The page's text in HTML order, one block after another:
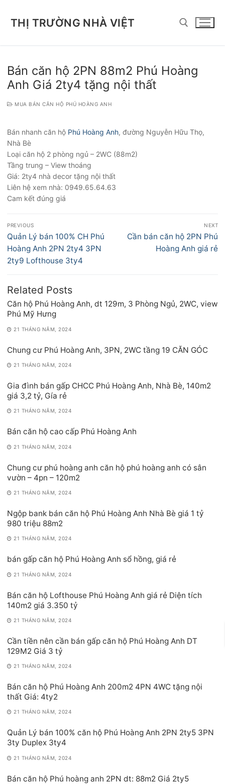
THỊ TRƯỜNG NHÀ VIỆT
Bán căn hộ 2PN 88m2 Phú Hoàng
Anh Giá 2ty4 tặng nội thất
MUA BÁN CĂN HỘ PHÚ HOÀNG ANH
Bán nhanh căn hộ Phú Hoàng Anh, đường Nguyễn Hữu Thọ,
Nhà Bè
Loại căn hộ 2 phòng ngủ – 2WC (88m2)
Tầng trung – View thoáng
Giá: 2ty4 nhà decor tặng nội thất
Liên hệ xem nhà: 0949.65.64.63
Cam kết đúng giá
Điều
hướng
bài
viết
PREVIOUS
Previous
post:
Quản Lý bán 100% CH Phú
Hoàng Anh 2PN 2ty4 3PN
2ty9 Lofthouse 3ty4
NEXT
Next
Cần bán căn hộ 2PN Phú
Hoàng Anh giá rẻ
Related Posts
Căn hộ Phú Hoàng Anh, dt 129m, 3 Phòng Ngủ, 2WC, view
Phú Mỹ Hưng
21 THÁNG NĂM, 2024
Chung cư Phú Hoàng Anh, 3PN, 2WC tầng 19 CĂN GÓC
21 THÁNG NĂM, 2024
Gia đình bán gấp CHCC Phú Hoàng Anh, Nhà Bè, 140m2
giá 3,2 tỷ, Gía rẻ
21 THÁNG NĂM, 2024
Bán căn hộ cao cấp Phú Hoàng Anh
21 THÁNG NĂM, 2024
Chung cư phú hoàng anh căn hộ phú hoàng anh có sân
vườn – 4pn – 120m2
21 THÁNG NĂM, 2024
Ngộp bank bán căn hộ Phú Hoàng Anh Nhà Bè giá 1 tỷ
980 triệu 88m2
21 THÁNG NĂM, 2024
bán gấp căn hộ Phú Hoàng Anh sổ hồng, giá rẻ
21 THÁNG NĂM, 2024
Bán căn hộ Lofthouse Phú Hoàng Anh giá rẻ Diện tích
140m2 giá 3.350 tỷ
21 THÁNG NĂM, 2024
Cần tiền nên cần bán gấp căn hộ Phú Hoàng Anh DT
129M2 Giá 3 tỷ
21 THÁNG NĂM, 2024
Bán căn hộ Phú Hoàng Anh 200m2 4PN 4WC tặng nội
thất Giá: 4ty2
21 THÁNG NĂM, 2024
Quản Lý bán 100% căn hộ Phú Hoàng Anh 2PN 2ty5 3PN
3ty Duplex 3ty4
21 THÁNG NĂM, 2024
Bán căn hộ Phú hoàng anh 2PN dt: 88m2 Giá 2ty5